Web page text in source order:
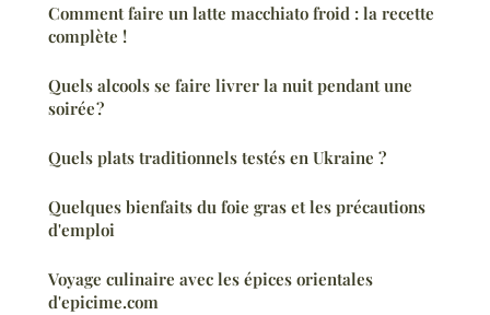
Comment faire un latte macchiato froid : la recette
complète !
Quels alcools se faire livrer la nuit pendant une
soirée ?
Quels plats traditionnels testés en Ukraine ?
Quelques bienfaits du foie gras et les précautions
d'emploi
Voyage culinaire avec les épices orientales
d'epicime.com